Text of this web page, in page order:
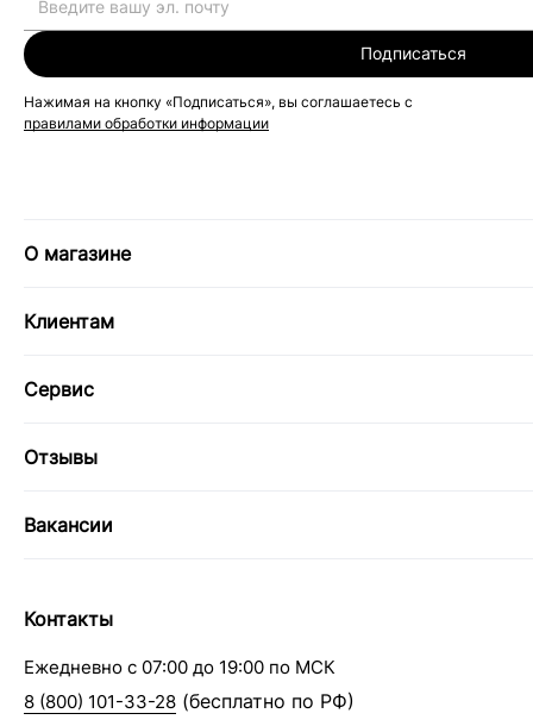
Подписаться
Нажимая на кнопку «Подписаться», вы соглашаетесь с
правилами обработки информации
О магазине
Клиентам
Сервис
Отзывы
Вакансии
Контакты
Ежедневно с 07:00 до 19:00 по МСК
8 (800) 101-33-28 (бесплатно по РФ)